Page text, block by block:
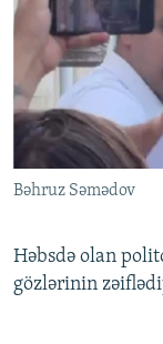
Bəhruz Səmədov
Həbsdə olan
gözlərinin